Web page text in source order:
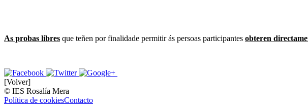
As probas libres que teñen por finalidade permitir ás persoas participantes obteren
[Volver]
© IES Rosalía Mera
Política de cookiesContacto